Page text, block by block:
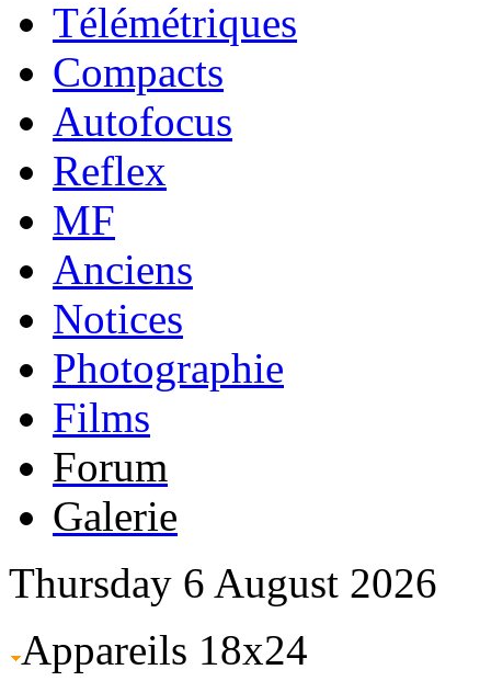
Télémétriques
Compacts
Autofocus
Reflex
MF
Anciens
Notices
Photographie
Films
Forum
Galerie
Thursday 6 August 2026
Appareils 18x24